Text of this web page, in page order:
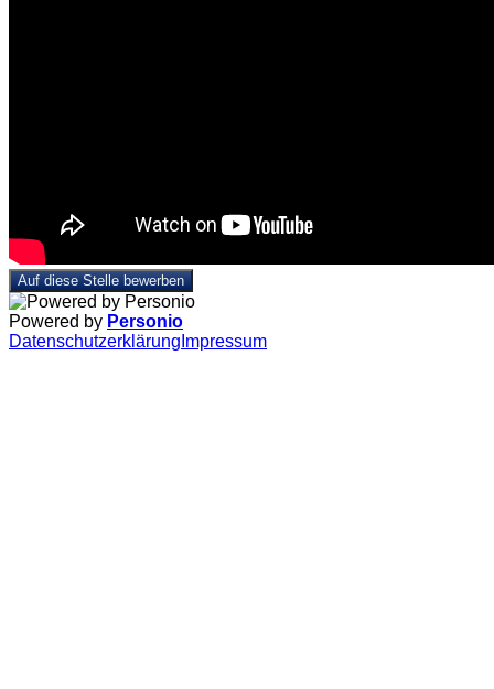
Auf diese Stelle bewerben
Powered by Personio
Datenschutzerklärung Impressum